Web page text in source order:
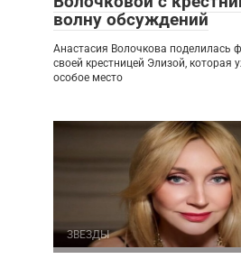
волну обсуждений
Анастасия Волочкова поделилась
своей крестницей Элизой, которая
особое место
ЗВЕЗДЫ